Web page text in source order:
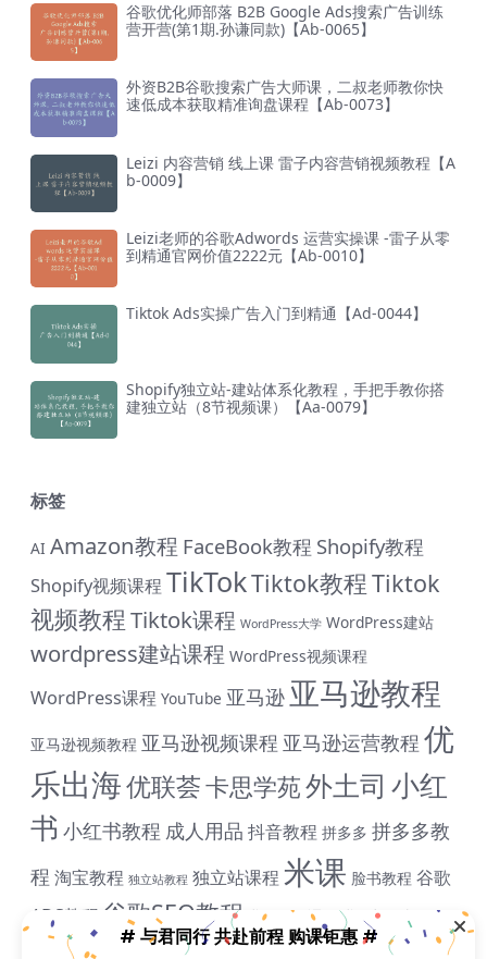
谷歌优化师部落 B2B Google Ads搜索广告训练
营开营(第1期.孙谦同款)【Ab-0065】
外资B2B谷歌搜索广告大师课，二叔老师教你快
速低成本获取精准询盘课程【Ab-0073】
Leizi 内容营销 线上课 雷子内容营销视频教程【A
b-0009】
Leizi老师的谷歌Adwords 运营实操课 -雷子从零
到精通官网价值2222元【Ab-0010】
Tiktok Ads实操广告入门到精通【Ad-0044】
Shopify独立站-建站体系化教程，手把手教你搭
建独立站（8节视频课）【Aa-0079】
标签
AI Amazon教程 FaceBook教程 Shopify教程
Shopify视频课程 TikTokTiktok教程Tiktok
视频教程Tiktok课程 WordPress大学 WordPress建站
wordpress建站课程 WordPress视频课程
WordPress课程 YouTube 亚马逊 亚马逊教程
亚马逊视频教程 亚马逊视频课程 亚马逊运营教程 优
乐出海优联荟卡思学苑外土司 小红
书 小红书教程 成人用品 抖音教程 拼多多 拼多多教
程 淘宝教程 独立站教程 独立站课程 米课 脸书教程 谷歌
ADS教程 谷歌SEO教程 谷歌SEO课程 谷歌运用教程
# 与君同行 共赴前程 购课钜惠 #
终身SVIP会员限时 1399 元（原价1999元）| 《外土司全
系列课程》共计17套打包价599元（原价799直降200元|
含近期解码新课） | 《米课全系列课程》打包价599元